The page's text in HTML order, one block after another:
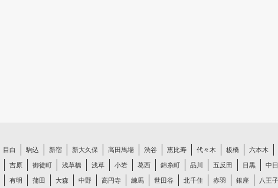
目白 駒込 新宿 新大久保 高田馬場 渋谷 恵比寿 代々木 板橋 六本木
吉原 御徒町 浅草橋 浅草 小岩 葛西 錦糸町 品川 五反田 目黒 中
有明 蒲田 大森 中野 高円寺 練馬 世田谷 北千住 赤羽 銀座 八王子